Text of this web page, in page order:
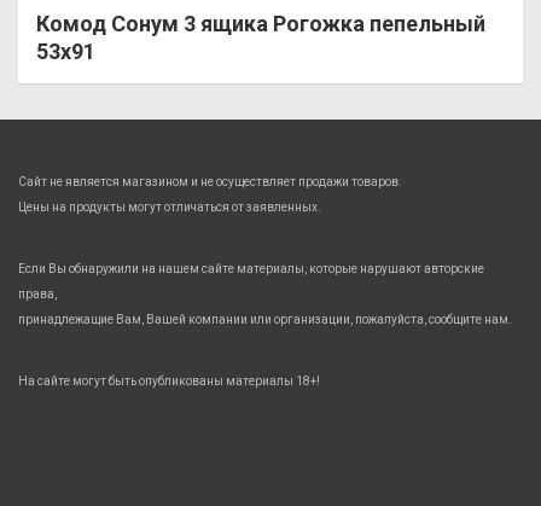
Комод Сонум 3 ящика Рогожка пепельный
53х91
Сайт не является магазином и не осуществляет продажи товаров.
Цены на продукты могут отличаться от заявленных.
Если Вы обнаружили на нашем сайте материалы, которые нарушают авторские
права,
принадлежащие Вам, Вашей компании или организации, пожалуйста, сообщите нам.
На сайте могут быть опубликованы материалы 18+!